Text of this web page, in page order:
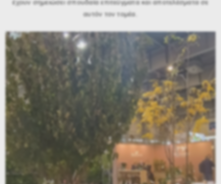
έχουν σημειώσει σπουδαία επιτεύγματα και αποτελέσματα σε
αυτόν τον τομέα.